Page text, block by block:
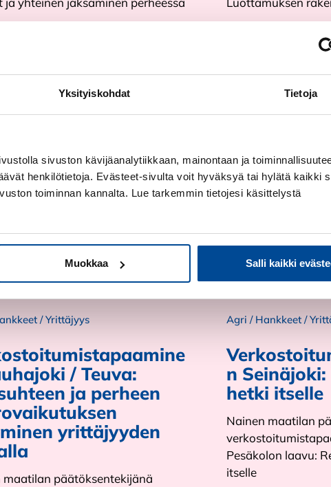
Yksityiskohdat Tietoja
sivuston kävijäanalytiikkaan, mainontaan ja
henkilötietoja. Evästeet-sivulta voit hyväksyä tai hylätä kaikki
toiminnan kannalta. Lue tarkemmin tietojesi käsittelystä
Muokkaa Salli kaikki
/Yrittäjyys
/ Teuva:
ja perheen
yrittäjyyden
maatilan päätöksentekijänä
Agri / Hankkeet /
n
hetki itselle
Nainen maatilan
Pesäkolon laavu:
itselle